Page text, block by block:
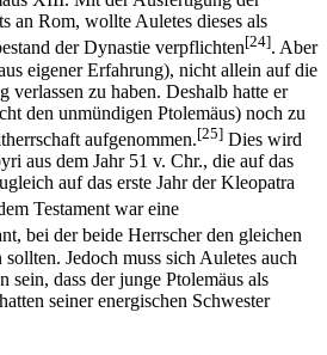
an Rom, wollte Auletes dieses als
der Dynastie verpflichten[24]. Aber
eigener Erfahrung), nicht allein auf die
verlassen zu haben. Deshalb hatte er
den unmündigen Ptolemäus) noch zu
aufgenommen.[25] Dies wird
aus dem Jahr 51 v. Chr., die auf das
auf das erste Jahr der Kleopatra
Testament war eine
bei der beide Herrscher den gleichen
Jedoch muss sich Auletes auch
sein, dass der junge Ptolemäus als
seiner energischen Schwester